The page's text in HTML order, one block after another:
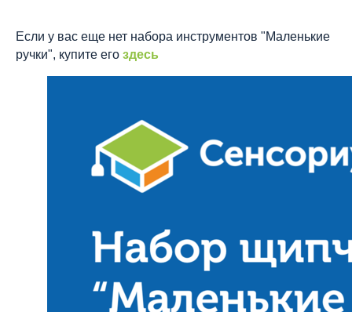
Если у вас еще нет набора инструментов "Маленькие
ручки", купите его здесь